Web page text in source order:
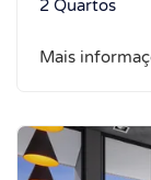
2 Quartos
Mais